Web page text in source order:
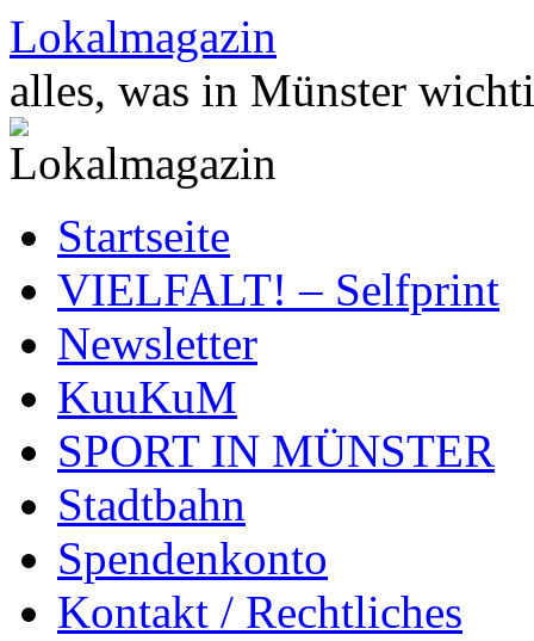
Zum
Inhalt
springen
Lokalmagazin
alles, was in Münster
Startseite
VIELFALT! – Selfprint
Newsletter
KuuKuM
SPORT IN MÜNSTER
Stadtbahn
Spendenkonto
Kontakt / Rechtliches